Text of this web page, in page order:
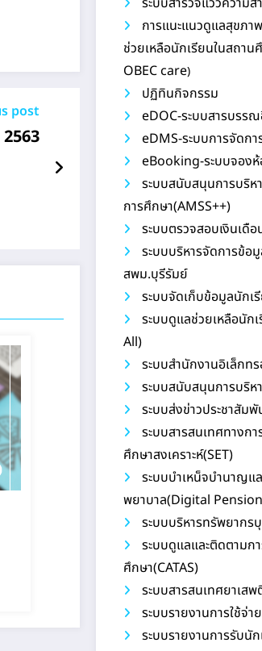
post
การแนะแนวดูแลสุขภา
ช่วยเหลือนักเรียนในสถา
OBEC care)
ปฏิทินกิจกรรม
eDOC-ระบบสารบรร
eDMS-ระบบการจัดก
eBooking-ระบบจองห้
ระบบสนับสนุนการบริห
การศึกษา(AMSS++)
ระบบตรวจสอบเงินเดื
ระบบบริหารจัดการข้อ
สพม.บุรีรัมย์
ระบบจัดเก็บข้อมูลนัก
ระบบดูแลช่วยเหลือนั
All)
ระบบสำนักงานอิเล็กท
ระบบสนับสนุนการบริ
ระบบส่งข่าวประชาสัม
ระบบสารสนเทศทางก
ศึกษาสงเคราะห์(SET)
ระบบบำเหน็จบำนาญแ
พยาบาล(Digital
ระบบบริหารทรัพยากร
ระบบดูแลและติดตามก
ศึกษา(CATAS)
ระบบสารสนเทศยาเส
ระบบรายงานการใช้จ่า
ระบบรายงานการรับนั